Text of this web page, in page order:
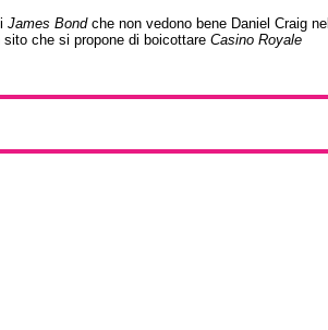
James Bondche non vedono bene Daniel Craig nel
che si propone di boicottare Casino Royale